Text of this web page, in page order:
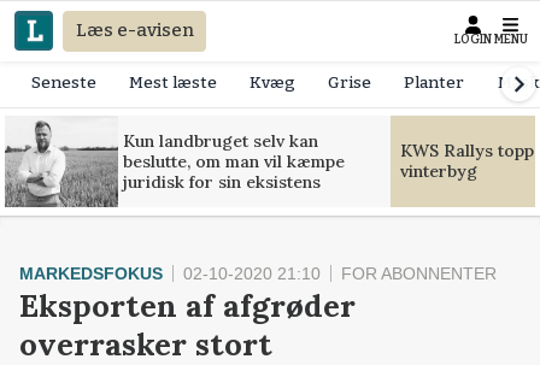
Læs e-avisen LOGIN MENU
Seneste Mest læste Kvæg Grise Planter
Kun landbruget selv kan
beslutte, om man vil kæmpe
juridisk for sin eksistens
KWS Rallys
vinterbyg
MARKEDSFOKUS 02-10-2020 21:10 FOR ABONNENTER
Eksporten af afgrøder
overrasker stort